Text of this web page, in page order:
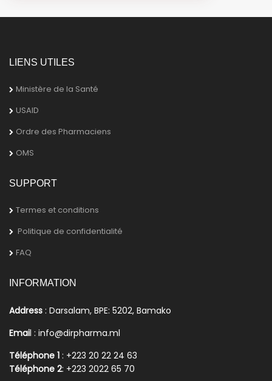
LIENS UTILES
Ministère de la Santé
USAID
Ordre des Pharmaciens
OMS
SUPPORT
Termes et conditions
Politique de confidentialité
FAQ
INFORMATION
Address : Darsalam, BPE: 5202, Bamako
Email : info@dirpharma.ml
Téléphone 1 : +223 20 22 24 63
Téléphone 2: +223 2022 65 70